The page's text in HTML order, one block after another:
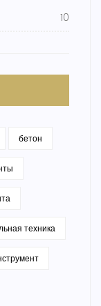
10
бетон
техника